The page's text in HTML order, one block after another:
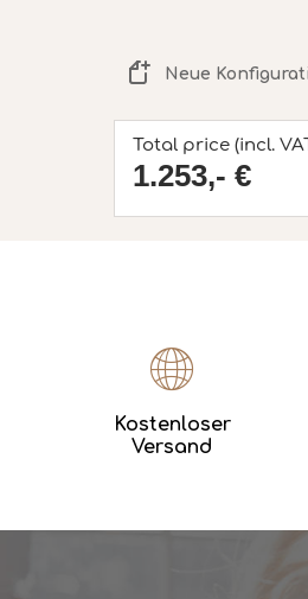
Neue
Total price (incl.
1.253,- €
Kostenloser
Versand